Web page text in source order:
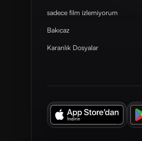
sadece film izlemiyorum
Bakıcaz
Karanlık Dosyalar